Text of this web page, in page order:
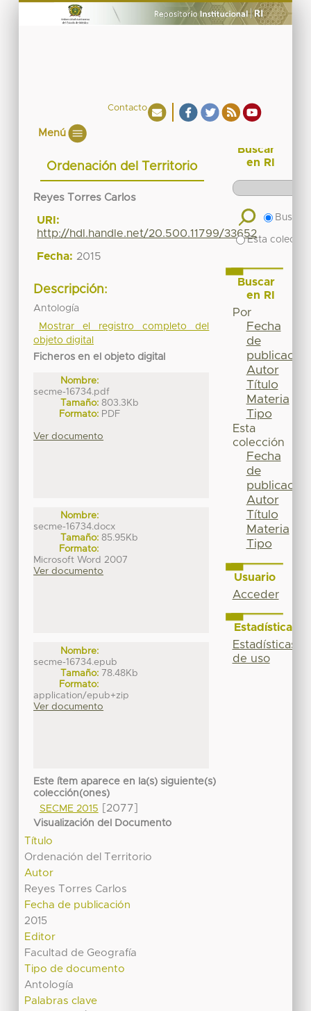
Contacto
Menú
Ordenación del Territorio
Reyes Torres Carlos
URI:
http://hdl.handle.net/20.500.11799/33652
Fecha: 2015
Descripción:
Antología
Mostrar el registro completo del
objeto digital
Ficheros en el objeto digital
Nombre:
secme-16734.pdf
Tamaño: 803.3Kb
Formato: PDF
Ver documento
Nombre:
secme-16734.docx
Tamaño: 85.95Kb
Formato:
Microsoft Word 2007
Ver documento
Nombre:
secme-16734.epub
Tamaño: 78.48Kb
Formato:
application/epub+zip
Ver documento
Este ítem aparece en la(s) siguiente(s)
colección(ones)
SECME 2015
[2077]
Visualización del Documento
Título
Ordenación del Territorio
Autor
Reyes Torres Carlos
Fecha de publicación
2015
Editor
Facultad de Geografía
Tipo de documento
Antología
Palabras clave
Buscar
en RI
Buscar
Esta
Buscar
en RI
Por
Fecha
de
publicación
Autor
Título
Materia
Tipo
Esta
colección
Fecha
de
publicación
Autor
Título
Materia
Tipo
Usuario
Acceder
Estadísticas
Estadísticas
de uso